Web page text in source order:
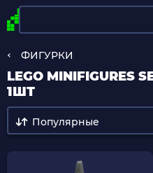
ФИГУРКИ
LEGO MINIFIGURES
1ШТ
Популярные